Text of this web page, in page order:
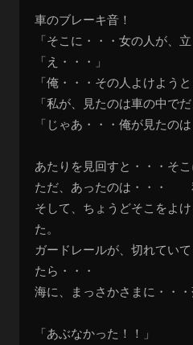
車のブレーキ音！
「そこに・・・女の人が、
「え・・・」
「俺・・・その人よけよう
「私が、見たのは車の中で
「じゃあ・・・俺が見たの
あたりを見回すと・・・そ
ただ、あったのは・・・
そして、ちょうどそこをよ
た。
ガードレールが、切れてい
たら・・・
海に、まっさかさまに・・
「あぶなかった！！」